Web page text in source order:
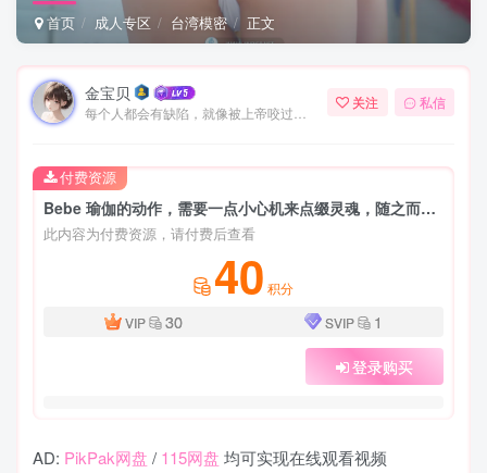
首页 成人专区 台湾模密 正文
金宝贝 关注 私信
Bebe 瑜伽的动作，需要一点小心机来点缀灵魂，随之而来的意外律动
此内容为付费资源，请付费后查看
40 积分
VIP
30 SVIP 1
登录购买
付费资源
AD: PikPak网盘 / 115网盘 均可实现在线观看视频